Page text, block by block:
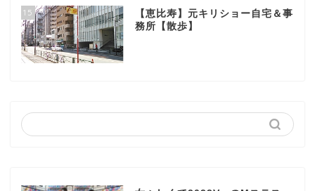
15
【恵比寿】元キリショー自宅＆事
務所【散歩】